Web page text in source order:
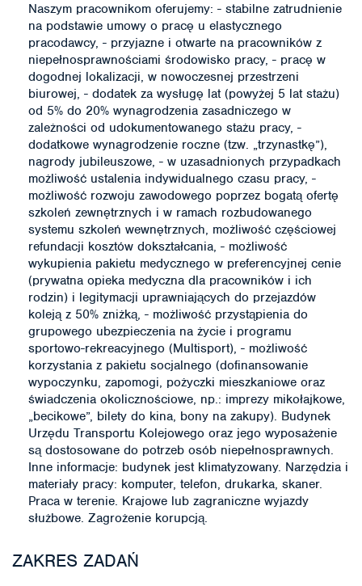
Naszym pracownikom oferujemy: - stabilne zatrudnienie
na podstawie umowy o pracę u elastycznego
pracodawcy, - przyjazne i otwarte na pracowników z
niepełnosprawnościami środowisko pracy, - pracę w
dogodnej lokalizacji, w nowoczesnej przestrzeni
biurowej, - dodatek za wysługę lat (powyżej 5 lat stażu)
od 5% do 20% wynagrodzenia zasadniczego w
zależności od udokumentowanego stażu pracy, -
dodatkowe wynagrodzenie roczne (tzw. „trzynastkę”),
nagrody jubileuszowe, - w uzasadnionych przypadkach
możliwość ustalenia indywidualnego czasu pracy, -
możliwość rozwoju zawodowego poprzez bogatą ofertę
szkoleń zewnętrznych i w ramach rozbudowanego
systemu szkoleń wewnętrznych, możliwość częściowej
refundacji kosztów dokształcania, - możliwość
wykupienia pakietu medycznego w preferencyjnej cenie
(prywatna opieka medyczna dla pracowników i ich
rodzin) i legitymacji uprawniających do przejazdów
koleją z 50% zniżką, - możliwość przystąpienia do
grupowego ubezpieczenia na życie i programu
sportowo-rekreacyjnego (Multisport), - możliwość
korzystania z pakietu socjalnego (dofinansowanie
wypoczynku, zapomogi, pożyczki mieszkaniowe oraz
świadczenia okolicznościowe, np.: imprezy mikołajkowe,
„becikowe”, bilety do kina, bony na zakupy). Budynek
Urzędu Transportu Kolejowego oraz jego wyposażenie
są dostosowane do potrzeb osób niepełnosprawnych.
Inne informacje: budynek jest klimatyzowany. Narzędzia i
materiały pracy: komputer, telefon, drukarka, skaner.
Praca w terenie. Krajowe lub zagraniczne wyjazdy
służbowe. Zagrożenie korupcją.
ZAKRES ZADAŃ